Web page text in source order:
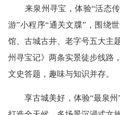
来泉州寻宝，体验“活态传
游”小程序“通关文牒”，围绕
馆、古城古井、老字号五大主
州寻宝记》两条实景徒步线路
文史答题，趣味与知识并存。
享古城美好，体验“最泉州”